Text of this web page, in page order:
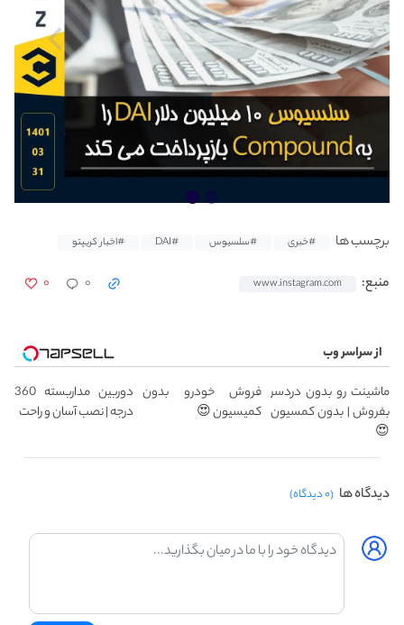
برچسب ها #خبری #سلسیوس #DAI #اخبار کریپتو
منبع: www.instagram.com ۰ ۰
از سراسر وب
ماشینت رو بدون دردسر
بفروش | بدون کمسیون
😍
فروش خودرو بدون
کمیسیون 😍
دوربین مداربسته 360
درجه | نصب آسان و راحت
دیدگاه ها (۰ دیدگاه)